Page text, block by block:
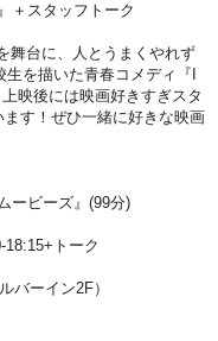
＋スタッフトーク
舞台に、人とうまくやれず
を描いた青春コメディ『I
映後には映画好きすぎスタ
す！ぜひ一緒に好きな映画
ービーズ』(99分)
トーク
バーイン2F）